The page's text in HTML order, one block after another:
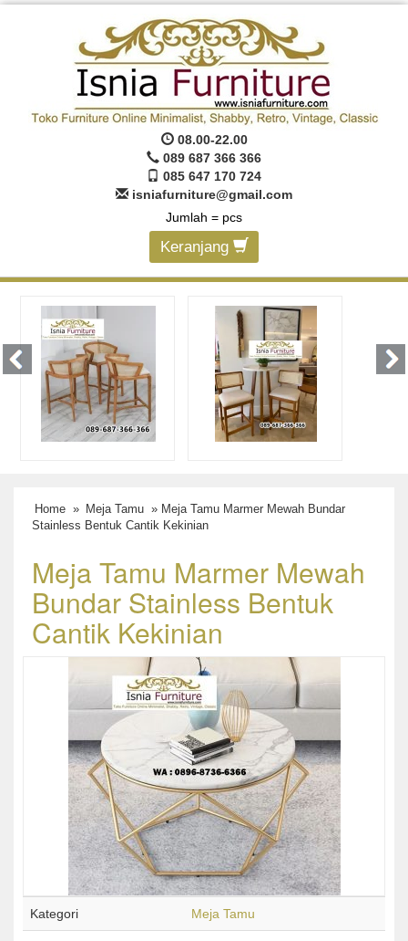
08.00-22.00
089 687 366 366
085 647 170 724
isniafurniture@gmail.com
Jumlah = pcs
Keranjang
Home » Meja Tamu » Meja Tamu Marmer Mewah Bundar
Stainless Bentuk Cantik Kekinian
Meja Tamu Marmer Mewah
Bundar Stainless Bentuk
Cantik Kekinian
Kategori Meja Tamu